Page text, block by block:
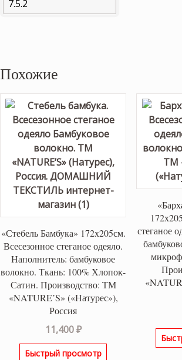
Похожие
«Стебель Бамбука» 172х205см.
Всесезонное стеганое одеяло.
Наполнитель: бамбуковое
волокно. Ткань: 100% Хлопок-
Сатин. Производство: ТМ
«NATURE’S» («Натурес»),
Россия
11,400₽
Быстрый просмотр
стеганое